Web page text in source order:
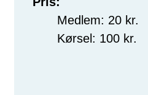
Medlem: 20 kr.
Kørsel: 100 kr.